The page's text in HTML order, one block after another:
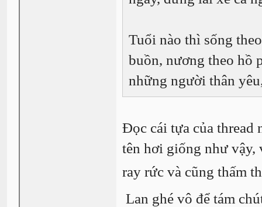
Tuổi nào thì sống
buồn, nương theo hồ
những người thân
Đọc cái tựa của thread
tên hơi giống như vậy,
ray rức và cũng thấm
Lan ghé vô để tám